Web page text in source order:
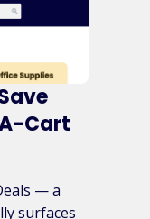
Cart
— a
surfaces